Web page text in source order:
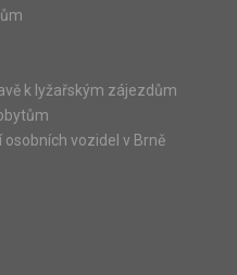
k lyžařským zájezdům
vozidel v Brně